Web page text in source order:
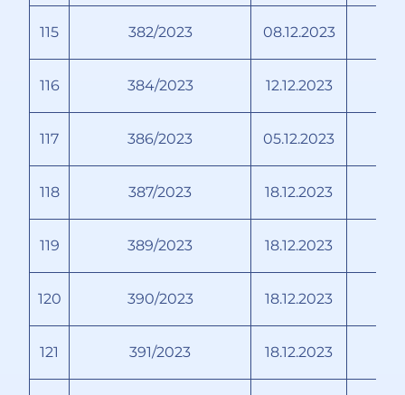
115 382/2023 08.12.2023
116 384/2023 12.12.2023
117 386/2023 05.12.2023
118 387/2023 18.12.2023
119 389/2023 18.12.2023
120 390/2023 18.12.2023
121 391/2023 18.12.2023